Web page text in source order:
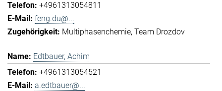
+4961313054811
feng.du@...
Multiphasenchemie Team Drozdov
Edtbauer, Achim
+4961313054521
a.edtbauer@...